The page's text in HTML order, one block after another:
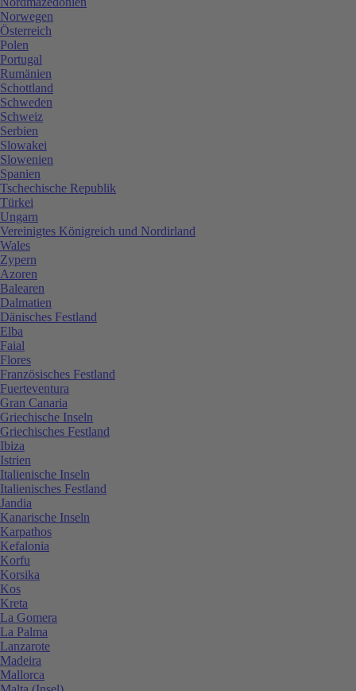
Norwegen
Österreich
Polen
Portugal
Rumänien
Schottland
Schweden
Schweiz
Serbien
Slowakei
Slowenien
Spanien
Tschechische Republik
Türkei
Ungarn
Vereinigtes Königreich und Nordirland
Wales
Zypern
Azoren
Balearen
Dalmatien
Dänisches Festland
Elba
Faial
Flores
Französisches Festland
Fuerteventura
Gran Canaria
Griechische Inseln
Griechisches Festland
Ibiza
Istrien
Italienische Inseln
Italienisches Festland
Jandia
Kanarische Inseln
Karpathos
Kefalonia
Korfu
Korsika
Kos
Kreta
La Gomera
La Palma
Lanzarote
Madeira
Mallorca